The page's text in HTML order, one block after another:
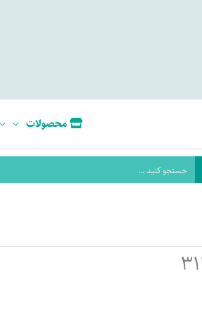
محصولات